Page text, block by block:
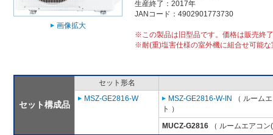
画像拡大
生産終了：2017年
JANコード：4902901773730
※この製品は旧型品です。価格は販売終
※耐(重)塩害仕様の室外機に組合せ可能
セット構成品
セット形名
MSZ-GE2816-W
MSZ-GE2816-W-IN
（ ルーム
ト ）
MUCZ-G2816 （ ルームエアコ